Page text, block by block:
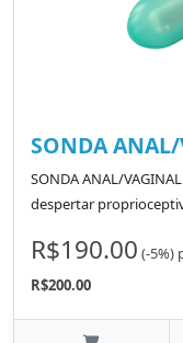
SONDA
SONDA ANAL/
despertar
R$190.00 (-5%)
R$200.00